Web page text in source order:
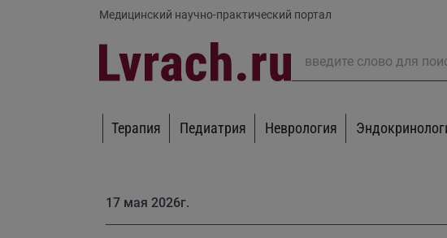
Медицинский научно-практический портал
Терапия Педиатрия Неврология
17 мая 2026г.